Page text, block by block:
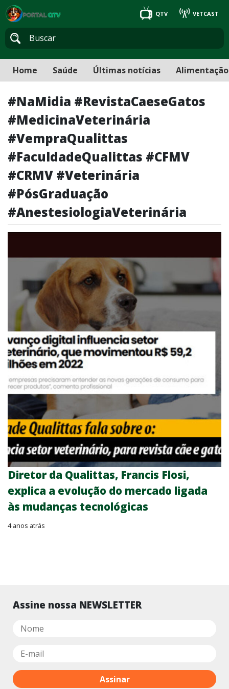
QTV VETCAST
Home Saúde Últimas notícias Alimentação
#NaMidia #RevistaCaeseGatos
#MedicinaVeterinária
#VempraQualittas
#FaculdadeQualittas #CFMV
#CRMV #Veterinária
#PósGraduação
#AnestesiologiaVeterinária
Diretor da Qualittas, Francis Flosi,
explica a evolução do mercado ligada
às mudanças tecnológicas
4 anos atrás
Assine nossa NEWSLETTER